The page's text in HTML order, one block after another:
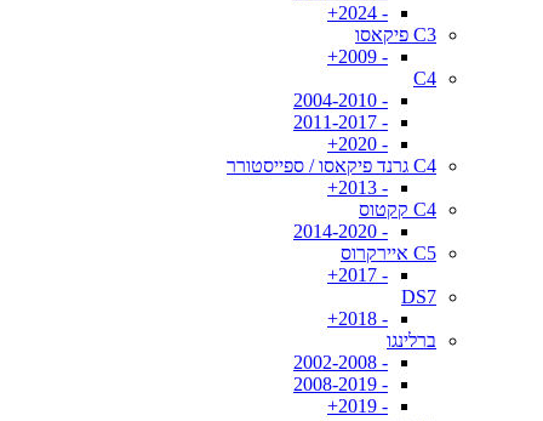
- 2024+
C3 פיקאסו
- 2009+
C4
- 2004-2010
- 2011-2017
- 2020+
C4 גרנד פיקאסו / ספייסטורר
- 2013+
C4 קקטוס
- 2014-2020
C5 איירקרוס
- 2017+
DS7
- 2018+
ברלינגו
- 2002-2008
- 2008-2019
- 2019+